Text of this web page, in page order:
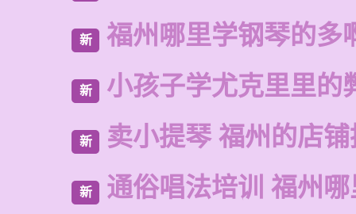
新 福州哪里学钢琴的多
新 小孩子学尤克里里的
新 卖小提琴 福州的店
新 通俗唱法培训 福州